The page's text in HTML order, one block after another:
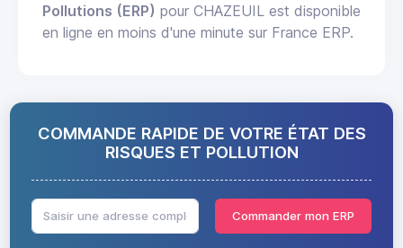
Pollutions (ERP) pour CHAZEUIL est disponible
en ligne en moins d'une minute sur France ERP.
COMMANDE RAPIDE DE VOTRE ÉTAT DES
RISQUES ET POLLUTION
Commander mon ERP